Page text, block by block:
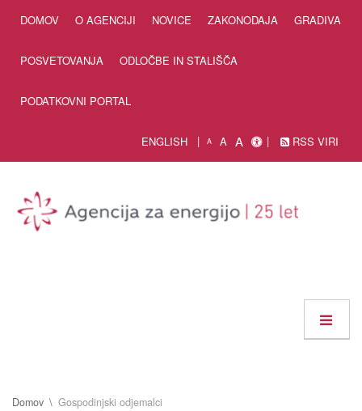
DOMOV O AGENCIJI NOVICE ZAKONODAJA GRADIVA
POSVETOVANJA ODLOČBE IN STALIŠČA
PODATKOVNI PORTAL
ENGLISH A A A RSS VIRI
Domov Gospodinjski odjemalci